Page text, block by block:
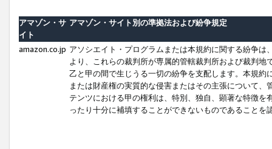
アマゾン・サ
イト
アマゾン・サイト別の準拠法および紛争規定
amazon.co.jp アソシエイト・プログラムまたは本規約に関する紛争
より、これらの裁判所が専属的管轄裁判所および裁判
乙と甲の間で生じうる一切の紛争を支配します。本規
または財産権の実質的な侵害またはその主張について
テンツにおける甲の権利は、特別、独自、顕著な特徴
ったり十分に補填することができないものであることを